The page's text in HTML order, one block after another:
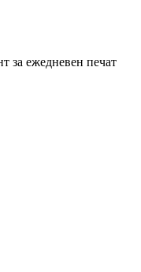
за ежедневен печат